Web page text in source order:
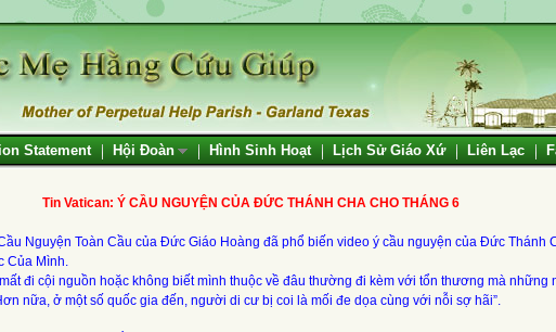
Statement Hội Đoàn Hình Sinh Hoạt Lịch Sử Giáo Xứ Liên Lạc
Tin Vatican: Ý CẦU NGUYỆN CỦA ĐỨC THÁNH CHA CHO THÁNG 6
Nguyện Toàn Cầu của Đức Giáo Hoàng đã phổ biến video ý cầu nguyện của Đức Thánh
Của Mình.
đi cội nguồn hoặc không biết mình thuộc về đâu thường đi kèm với tổn thương mà
nữa, ở một số quốc gia đến, người di cư bị coi là mối đe dọa cùng với nỗi sợ hãi”.